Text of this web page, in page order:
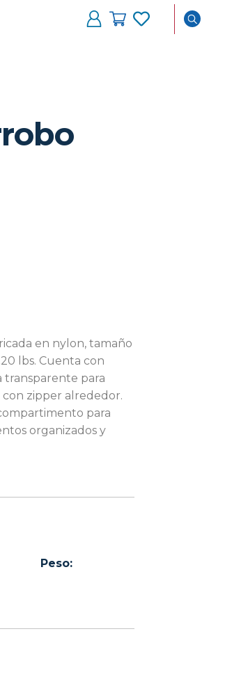
en nylon, tamaño
lbs. Cuenta con
transparente para
zipper alrededor.
para
organizados y
Peso: